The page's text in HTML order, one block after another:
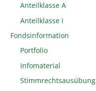
Anteilklasse A
Anteilklasse I
Fondsinformation
Portfolio
Infomaterial
Stimmrechtsausübung